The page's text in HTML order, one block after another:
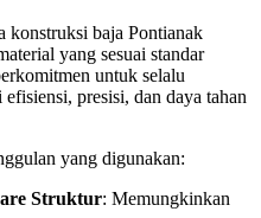
konstruksi baja Pontianak
yang sesuai standar
untuk selalu
presisi, dan daya tahan
yang digunakan:
Struktur: Memungkinkan